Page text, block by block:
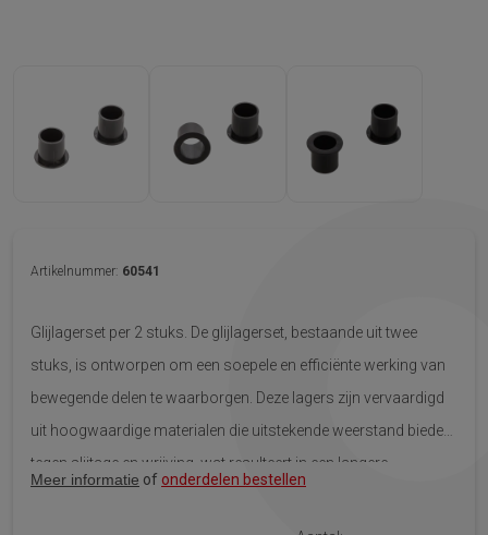
Artikelnummer: 60541
Glijlagerset per 2 stuks. De glijlagerset, bestaande uit twee
stuks, is ontworpen om een soepele en efficiënte werking van
bewegende delen te waarborgen. Deze lagers zijn vervaardigd
uit hoogwaardige materialen die uitstekende weerstand bieden
tegen slijtage en wrijving, wat resulteert in een langere
Meer informatie of onderdelen bestellen